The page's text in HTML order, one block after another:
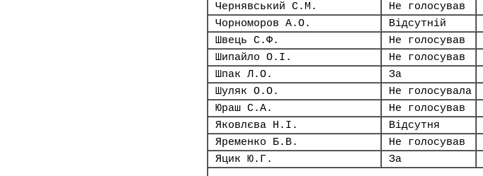
Чернявський С.М.
Не голосував
Чорноморов А.О.
Відсутній
Швець С.Ф.
Не голосував
Шипайло О.І.
Не голосував
Шпак Л.О.
За
Шуляк О.О.
Не голосувала
Юраш С.А.
Не голосував
Яковлєва Н.І.
Відсутня
Яременко Б.В.
Не голосував
Яцик Ю.Г.
За